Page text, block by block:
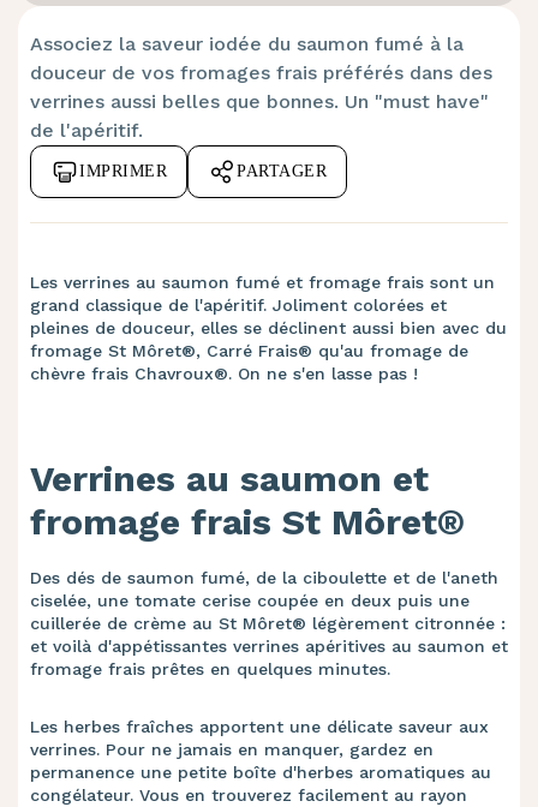
Associez la saveur iodée du saumon fumé à la
douceur de vos fromages frais préférés dans des
verrines aussi belles que bonnes. Un "must have"
de l'apéritif.
IMPRIMER PARTAGER
Les verrines au saumon fumé et fromage frais sont un
grand classique de l'apéritif. Joliment colorées et
pleines de douceur, elles se déclinent aussi bien avec du
fromage St Môret®, Carré Frais® qu'au fromage de
chèvre frais Chavroux®. On ne s'en lasse pas !
Verrines au saumon et
fromage frais St Môret®
Des dés de saumon fumé, de la ciboulette et de l'aneth
ciselée, une tomate cerise coupée en deux puis une
cuillerée de crème au St Môret® légèrement citronnée :
et voilà d'appétissantes verrines apéritives au saumon et
fromage frais prêtes en quelques minutes.
Les herbes fraîches apportent une délicate saveur aux
verrines. Pour ne jamais en manquer, gardez en
permanence une petite boîte d'herbes aromatiques au
congélateur. Vous en trouverez facilement au rayon